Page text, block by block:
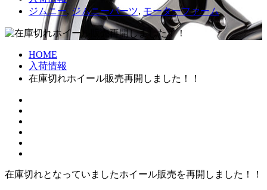
ジムニー, ジムニーパーツ, モーターファーム
HOME
入荷情報
在庫切れホイール販売再開しました！！
在庫切れとなっていましたホイール販売を再開しました！！